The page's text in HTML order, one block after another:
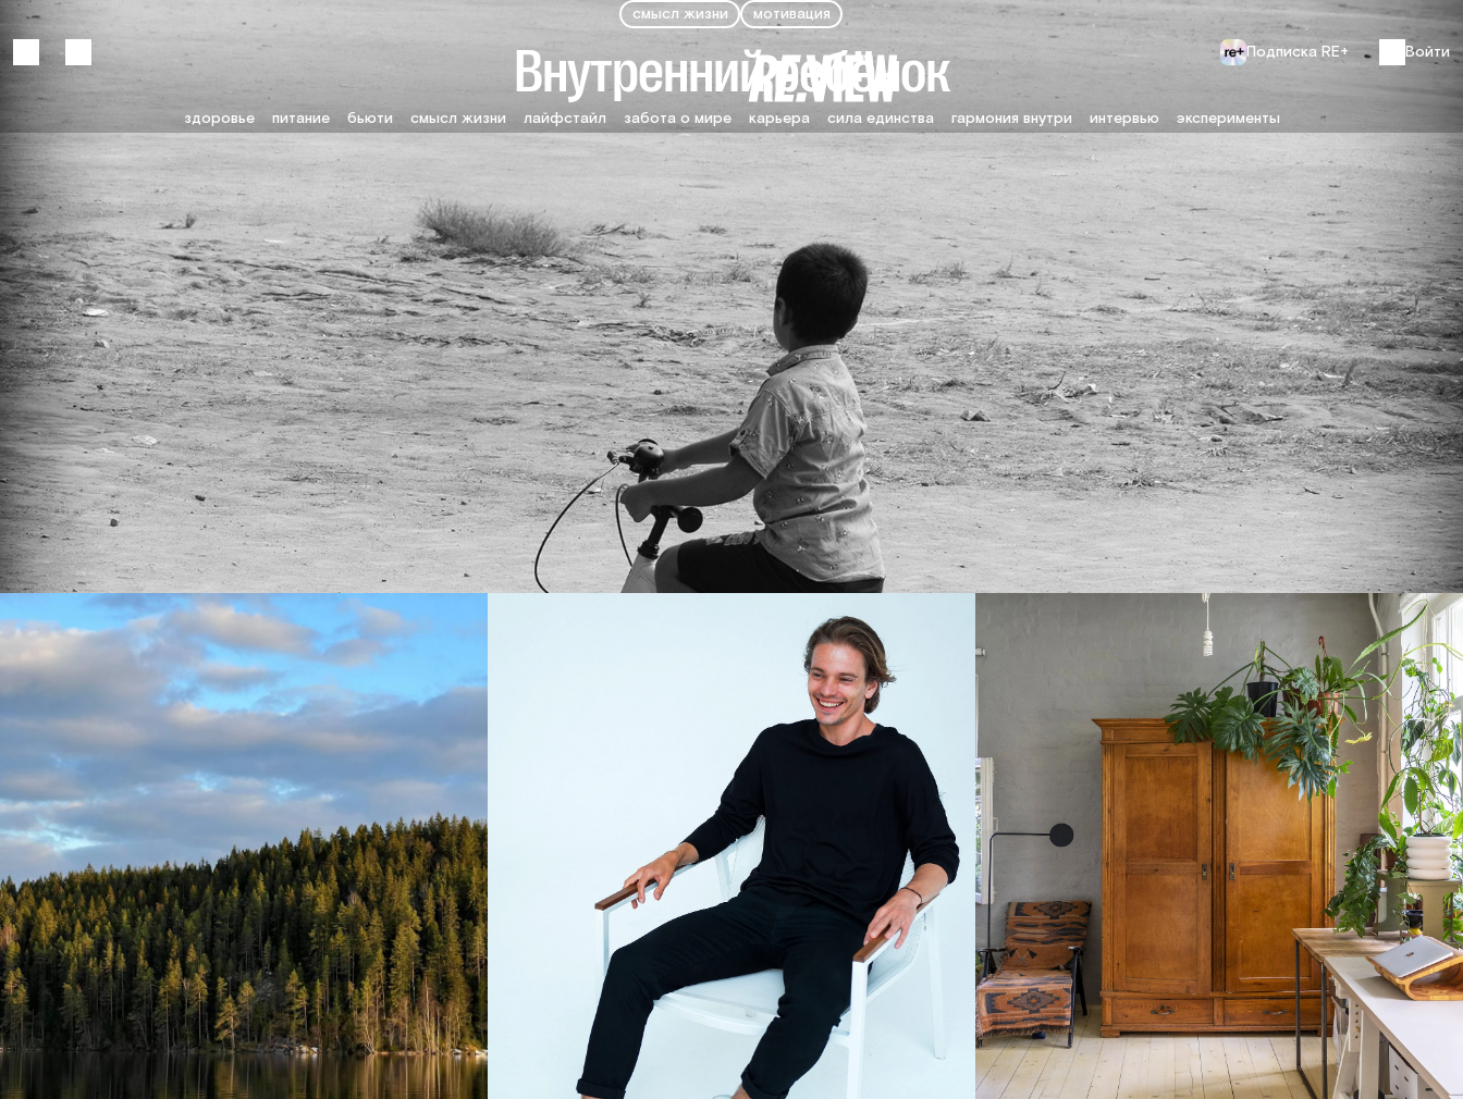
Подписка RE+ Войти
здоровье питание бьюти смысл жизни лайфстайл забота о мире карьера сила единства гармония внутри интервью
эксперименты
Войти
Подписка RE+
здоровье
питание
бьюти
смысл жизни
лайфстайл
забота о мире
карьера
сила единства
гармония внутри
интервью
эксперименты
О журнале
Печатный выпуск
О проекте
Авторы
Контакты
Мы в соцсетях
Телеграм
Вконтакте
RE.VIEW Лето 2025
Здоровье внутри
О выпуске
Локатор
Лучшие места отобранные редакцией
Промокоды
Промокоды от друзей и партнёров журнала
смысл жизни мотивация
Внутренний ребёнок